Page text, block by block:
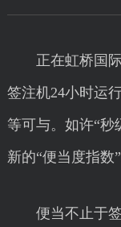
正在虹桥国际
签注机24小时运
等可与。如许“秒
新的“便当度指数”
便当不止于签